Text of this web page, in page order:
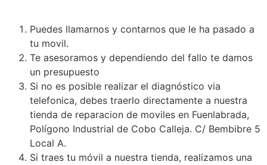
Puedes llamarnos y contarnos que le ha pasado a
tu movil.
Te asesoramos y dependiendo del fallo te damos
un presupuesto
Si no es posible realizar el diagnóstico via
telefonica, debes traerlo directamente a nuestra
tienda de reparacion de moviles en Fuenlabrada,
Polígono Industrial de Cobo Calleja. C/ Bembibre 5
Local A.
Si traes tu móvil a nuestra tienda, realizamos una